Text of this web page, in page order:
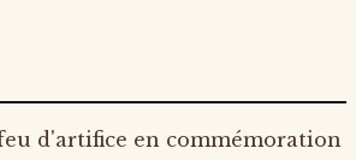
d'artifice en commémoration